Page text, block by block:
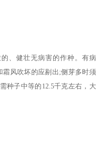
、健壮无病害的作种。有病
风吹坏的应剔出;侧芽多时须
种子中等的12.5千克左右，大